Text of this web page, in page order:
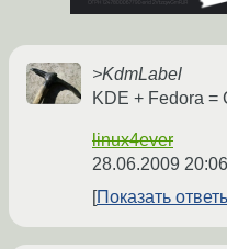
>KdmLabel
KDE + Fedora
linux4ever
28.06.2009
Показать